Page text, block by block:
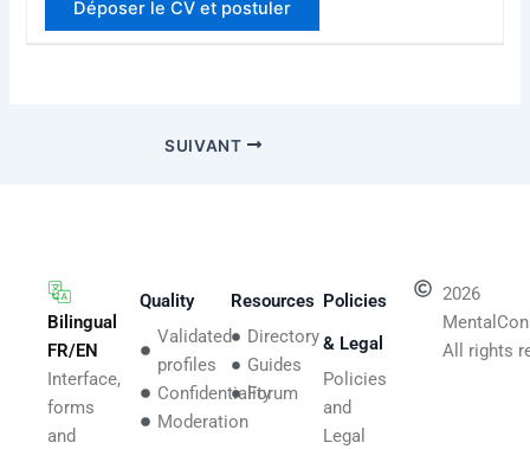
SUIVANT
Bilingual
FR/EN
Interface,
forms
and
Quality
Validated
profiles
Confidentiality
Moderation
Resources
Directory
Guides
Forum
Policies
& Legal
Policies
and
Legal
2026
All rights